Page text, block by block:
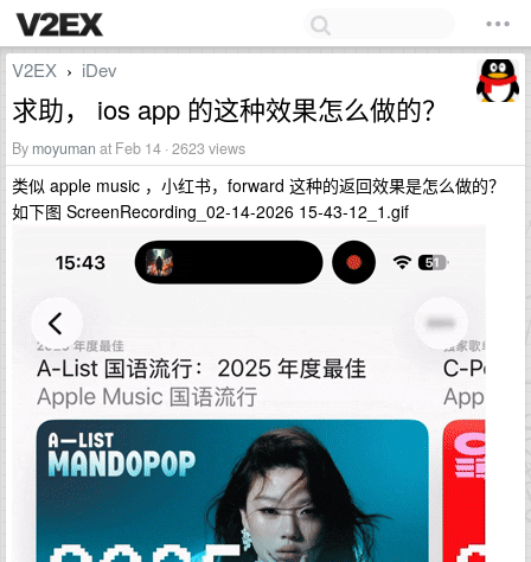
V2EX › iDev
求助， ios app 的这种效果怎么做的？
By moyuman at Feb 14 · 2623 views
类似 apple music ，小红书，forward 这种的返回效果是怎么做的？
如下图 ScreenRecording_02-14-2026 15-43-12_1.gif